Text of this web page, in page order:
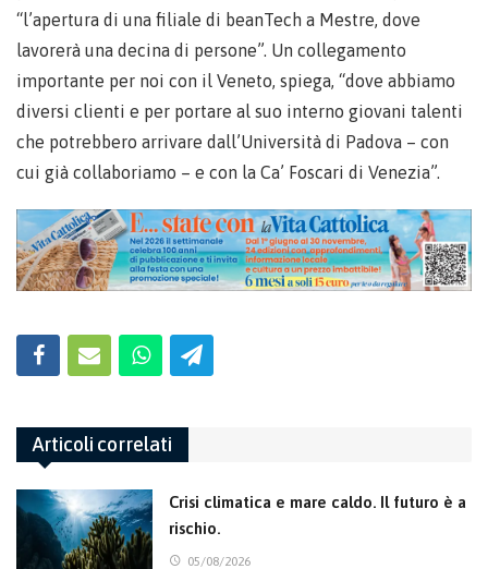
“l’apertura di una filiale di beanTech a Mestre, dove
lavorerà una decina di persone”. Un collegamento
importante per noi con il Veneto, spiega, “dove abbiamo
diversi clienti e per portare al suo interno giovani talenti
che potrebbero arrivare dall’Università di Padova – con
cui già collaboriamo – e con la Ca’ Foscari di Venezia”.
Articoli correlati
Crisi climatica e mare caldo. Il futuro è a
rischio.
05/08/2026